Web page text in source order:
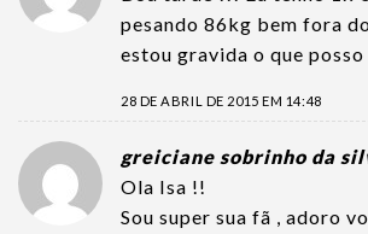
pesando 86kg bem fora
estou gravida o que posso
28 DE ABRIL DE 2015 EM 14:48
greiciane sobrinho da
Ola Isa !!
Sou super sua fã , adoro